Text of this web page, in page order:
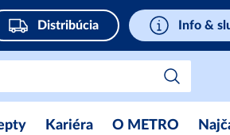
Distribúcia Info &
Kariéra O METRO